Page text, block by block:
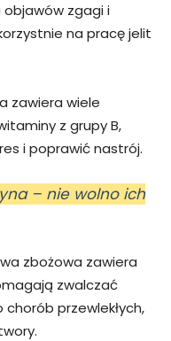
objawów zgagi i
na pracę jelit
zawiera wiele
z grupy B,
i poprawić nastrój.
– nie wolno ich
zbożowa zawiera
zwalczać
przewlekłych,